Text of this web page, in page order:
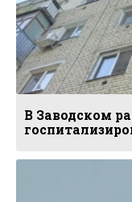
В Заводском